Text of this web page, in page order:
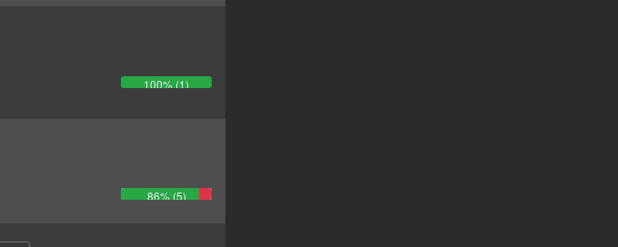
100% (1)
86% (5)